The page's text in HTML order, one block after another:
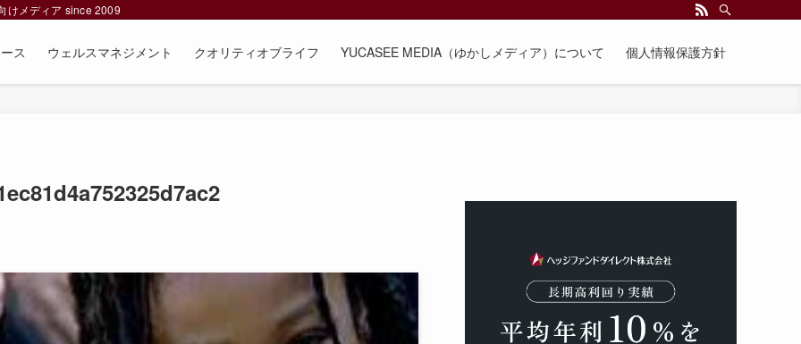
けメディア since 2009
ス ウェルスマネジメント クオリティオブライフ YUCASEE MEDIA（ゆかしメディア）について 個人情報保護方針